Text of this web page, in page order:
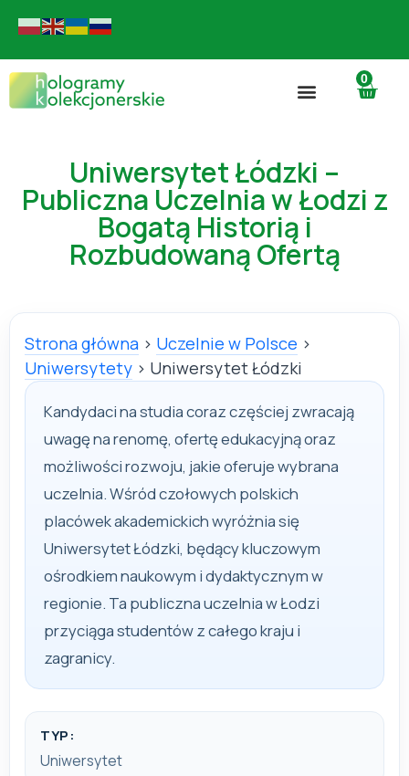
0
Uniwersytet Łódzki –
Publiczna Uczelnia w Łodzi z
Bogatą Historią i
Rozbudowaną Ofertą
Strona główna › Uczelnie w Polsce ›
Uniwersytety › Uniwersytet Łódzki
Kandydaci na studia coraz częściej zwracają
uwagę na renomę, ofertę edukacyjną oraz
możliwości rozwoju, jakie oferuje wybrana
uczelnia. Wśród czołowych polskich
placówek akademickich wyróżnia się
Uniwersytet Łódzki, będący kluczowym
ośrodkiem naukowym i dydaktycznym w
regionie. Ta publiczna uczelnia w Łodzi
przyciąga studentów z całego kraju i
zagranicy.
TYP:
Uniwersytet